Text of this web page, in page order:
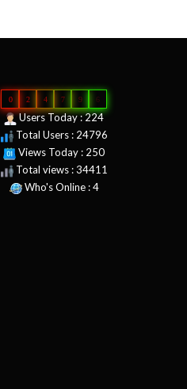
0 2 4 7 9 6
Users Today : 224
Total Users : 24796
Views Today : 250
Total views : 34411
Who's Online : 4